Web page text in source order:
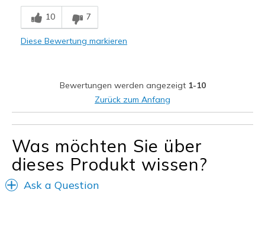
Geeignete Verwendung
Casual Wear
View On Shoes
Shoes are for Wearing
10 7
Diese Bewertung markieren
Bewertungen werden angezeigt 1-10
Zurück zum Anfang
Was möchten Sie über
dieses Produkt wissen?
Ask a Question